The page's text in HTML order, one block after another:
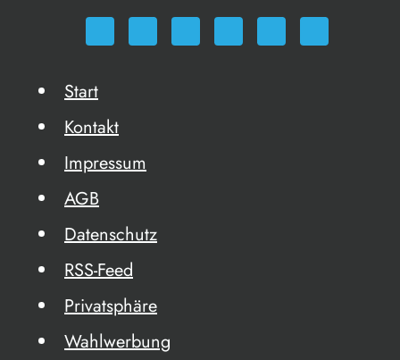
Start
Kontakt
Impressum
AGB
Datenschutz
RSS-Feed
Privatsphäre
Wahlwerbung